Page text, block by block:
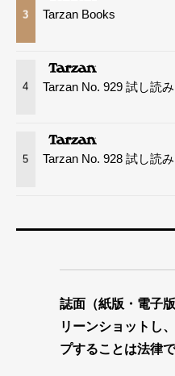
3 Tarzan Books
4 Tarzan No. 929 試し読
5 Tarzan No. 928 試し読
誌面（紙版・電子
リーンショットし
プすることは法律